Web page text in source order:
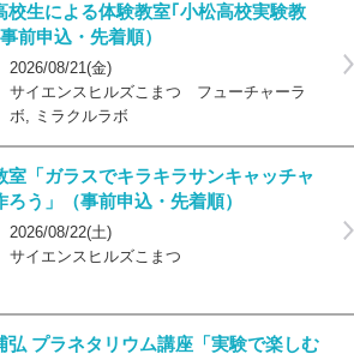
校生による体験教室｢小松高校実験教
前申込・先着順）
2026/08/21(金)
サイエンスヒルズこまつ フューチャーラ
ボ, ミラクルラボ
室「ガラスでキラキラサンキャッチャ
ろう」（事前申込・先着順）
2026/08/22(土)
サイエンスヒルズこまつ
弘 プラネタリウム講座「実験で楽しむ